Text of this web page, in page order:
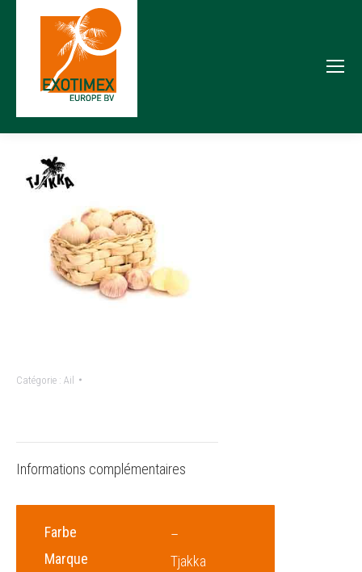
Catégorie : Ail
Informations complémentaires
Farbe
–
Marque
Tjakka